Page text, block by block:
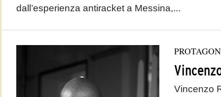
dall’esperienza antiracket a Messina,...
Vincenzo